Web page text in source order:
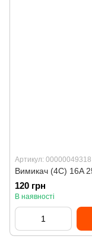
Артикул: 00000049318
Вимикач (4C) 16A
120 грн
В наявності